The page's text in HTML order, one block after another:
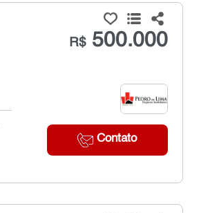
R$500.000
Contato